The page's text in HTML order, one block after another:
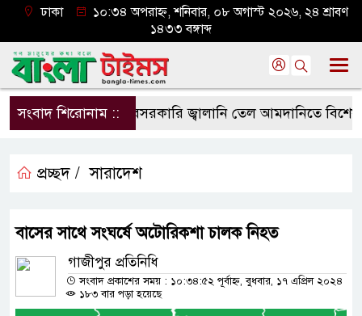
ঢাকা
১০:৩৪ অপরাহ্ন, শনিবার, ০৮ অগাস্ট ২০২৬, ২৪ শ্রাবণ
১৪৩৩ বঙ্গাব্দ
সংবাদ শিরোনাম ::বেসরকারি জ্বালানি তেল আমদানিতে বিশেষ
প্রচ্ছদ / সারাদেশ
বাসের সাথে সংঘর্ষে অটোরিকশা চালক নিহত
গাজীপুর প্রতিনিধি
সংবাদ প্রকাশের সময় : ১০:৩৪:৫২ পূর্বাহ্ন, বুধবার, ১৭ এপ্রিল ২০২৪
১৮৩ বার পড়া হয়েছে